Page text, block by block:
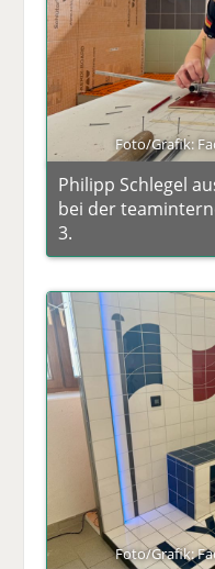
Foto/Grafik:
Philipp Schlegel
bei der
3.
Foto/Grafik: